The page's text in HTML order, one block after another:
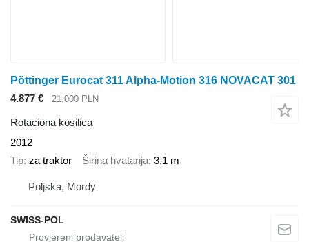
Pöttinger Eurocat 311 Alpha-Motion 316 NOVACAT 301
4.877 €
21.000 PLN
Rotaciona kosilica
2012
Tip za traktor Širina hvatanja 3,1 m
Poljska, Mordy
SWISS-POL